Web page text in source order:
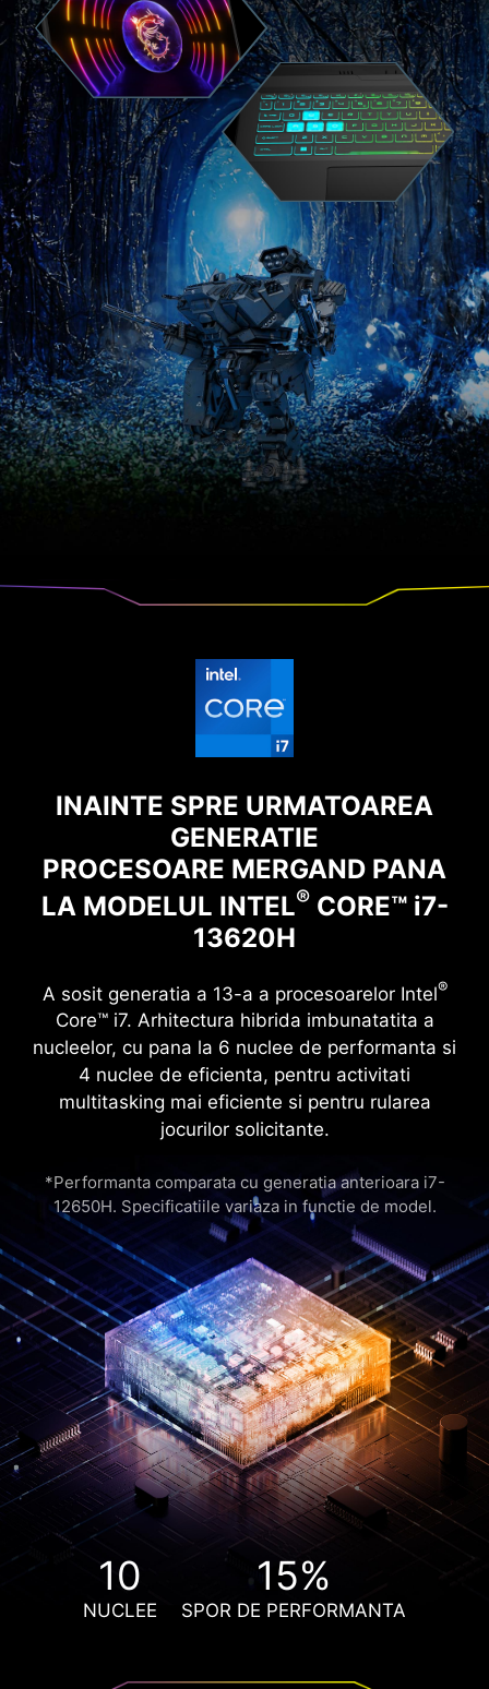
INAINTE SPRE URMATOAREA
GENERATIE
PROCESOARE MERGAND PANA
LA MODELUL INTEL®CORE™ i7-
13620H
A sosit generatia a 13-a a procesoarelor Intel®
Core™ i7. Arhitectura hibrida imbunatatita a
nucleelor, cu pana la 6 nuclee de performanta si
4 nuclee de eficienta, pentru activitati
multitasking mai eficiente si pentru rularea
jocurilor solicitante.
*Performanta comparata cu generatia anterioara i7-
12650H. Specificatiile variaza in functie de model.
10
NUCLEE
15%
SPOR DE PERFORMANTA